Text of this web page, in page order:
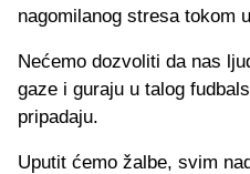
nagomilanog stresa tokom
Nećemo dozvoliti da nas
gaze i guraju u talog
pripadaju.
Uputit ćemo žalbe, svim